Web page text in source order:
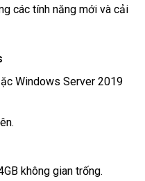
các tính năng mới và cải
Windows Server 2019
không gian trống.